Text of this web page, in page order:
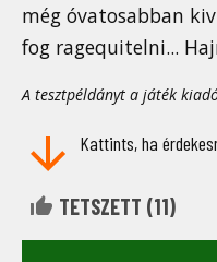
még óvatosabban
fog ragequitelni...
A tesztpéldányt a játék
Kattints, ha
TETSZETT (11)